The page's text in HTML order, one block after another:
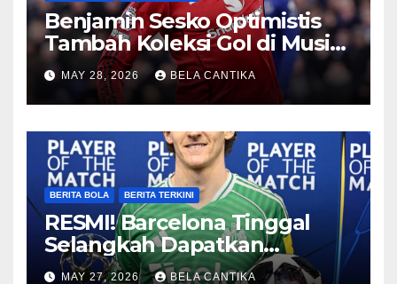
Benjamin Sesko Optimistis
Tambah Koleksi Gol di Musim
2026/27
MAY 28, 2026 BELA CANTIKA
BERITA BOLA BERITA TERKINI
RESMI! Barcelona Tinggal
Selangkah Dapatkan
Anthony Gordon
MAY 27, 2026 BELA CANTIKA